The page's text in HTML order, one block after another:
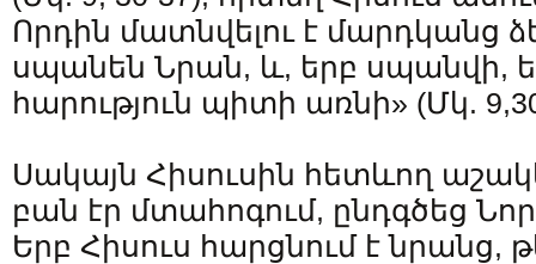
Որդին մատնվելու է մարդկանց
սպանեն Նրան, և, երբ սպանվի,
հարություն պիտի առնի» (Մկ.
Սակայն Հիսուսին հետևող
բան էր մտահոգում, ընդգծեց
Երբ Հիսուս հարցնում է նրանց,